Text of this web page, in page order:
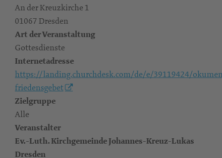
An der Kreuzkirche 1
01067 Dresden
Art der Veranstaltung
Gottesdienste
Internetadresse
https://landing.churchdesk.com/de/e/39119424/
friedensgebet
Zielgruppe
Alle
Veranstalter
Ev.-Luth. Kirchgemeinde Johannes-Kreuz-Lukas
Dresden